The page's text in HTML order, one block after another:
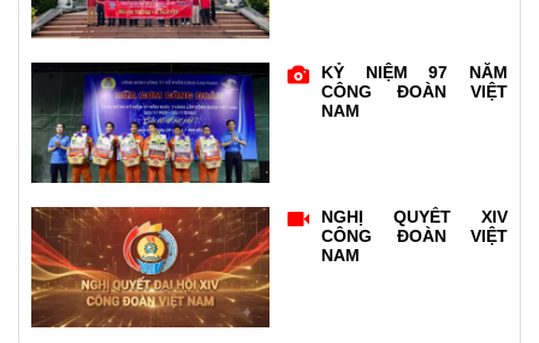
KỶ NIỆM 97 NĂM
CÔNG ĐOÀN VIỆT
NAM
NGHỊ QUYẾT XIV
CÔNG ĐOÀN VIỆT
NAM